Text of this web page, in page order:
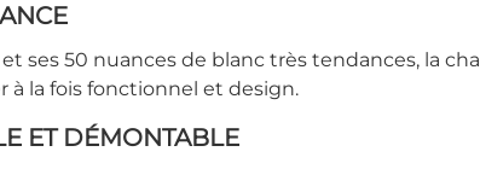
ses 50 nuances de blanc très tendances, la
à la fois fonctionnel et design.
ET DÉMONTABLE